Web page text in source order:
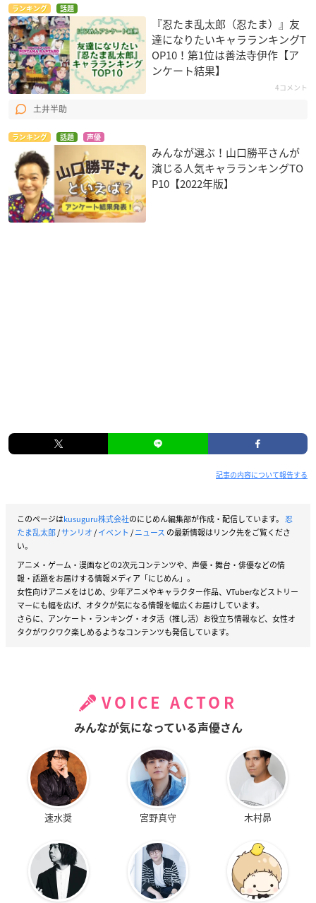
ランキング 話題
『忍たま乱太郎（忍たま）』友
達になりたいキャラランキングT
OP10！第1位は善法寺伊作【ア
ンケート結果】
4コメント
土井半助
ランキング 話題 声優
みんなが選ぶ！山口勝平さんが
演じる人気キャラランキングTO
P10【2022年版】
記事の内容について報告する
このページはkusuguru株式会社のにじめん編集部が作成・配信しています。 忍
たま乱太郎/サンリオ/イベント /ニュース の最新情報はリンク先をご覧くださ
い。
アニメ・ゲーム・漫画などの2次元コンテンツや、声優・舞台・俳優などの情
報・話題をお届けする情報メディア「にじめん」。
女性向けアニメをはじめ、少年アニメやキャラクター作品、VTuberなどストリー
マーにも幅を広げ、オタクが気になる情報を幅広くお届けしています。
さらに、アンケート・ランキング・オタ活（推し活）お役立ち情報など、女性オ
タクがワクワク楽しめるようなコンテンツも発信しています。
VOICE ACTOR
みんなが気になっている声優さん
速水奨 宮野真守 木村昴